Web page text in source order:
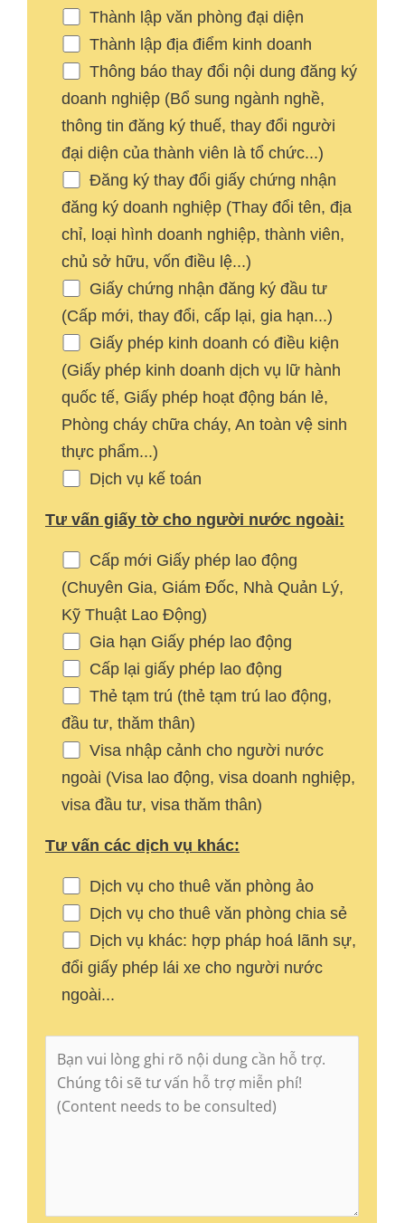
Thành lập văn phòng đại diện
Thành lập địa điểm kinh doanh
Thông báo thay đổi nội dung đăng ký
doanh nghiệp (Bổ sung ngành nghề,
thông tin đăng ký thuế, thay đổi người
đại diện của thành viên là tổ chức...)
Đăng ký thay đổi giấy chứng nhận
đăng ký doanh nghiệp (Thay đổi tên, địa
chỉ, loại hình doanh nghiệp, thành viên,
chủ sở hữu, vốn điều lệ...)
Giấy chứng nhận đăng ký đầu tư
(Cấp mới, thay đổi, cấp lại, gia hạn...)
Giấy phép kinh doanh có điều kiện
(Giấy phép kinh doanh dịch vụ lữ hành
quốc tế, Giấy phép hoạt động bán lẻ,
Phòng cháy chữa cháy, An toàn vệ sinh
thực phẩm...)
Dịch vụ kế toán
Tư vấn giấy tờ cho người nước ngoài:
Cấp mới Giấy phép lao động
(Chuyên Gia, Giám Đốc, Nhà Quản Lý,
Kỹ Thuật Lao Động)
Gia hạn Giấy phép lao động
Cấp lại giấy phép lao động
Thẻ tạm trú (thẻ tạm trú lao động,
đầu tư, thăm thân)
Visa nhập cảnh cho người nước
ngoài (Visa lao động, visa doanh nghiệp,
visa đầu tư, visa thăm thân)
Tư vấn các dịch vụ khác:
Dịch vụ cho thuê văn phòng ảo
Dịch vụ cho thuê văn phòng chia sẻ
Dịch vụ khác: hợp pháp hoá lãnh sự,
đổi giấy phép lái xe cho người nước
ngoài...